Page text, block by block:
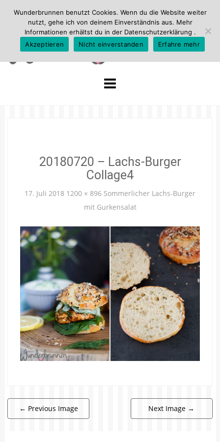
20180720 – Lachs-Burger
Collage4
17. Juli 2018 1200 × 896 Sommerlicher Lachs-Burger
mit Gurkensalat
← Previous Image Next Image →
Wunderbrunnen benutzt Cookies. Wenn du die Website weiter
nutzt, gehe ich von deinem Einverständnis aus. Mehr
Informationen erhältst du in der Datenschutzerklärung .
Akzeptieren
Nicht einverstanden Erfahre mehr